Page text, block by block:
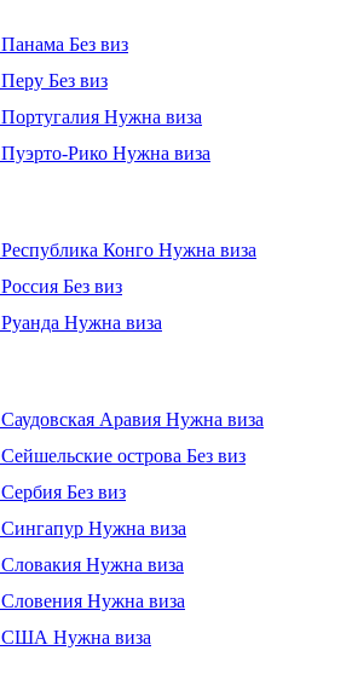
Панама Без виз
Перу Без виз
Португалия Нужна виза
Пуэрто-Рико Нужна виза
Республика Конго Нужна виза
Россия Без виз
Руанда Нужна виза
Саудовская Аравия Нужна виза
Сейшельские острова Без виз
Сербия Без виз
Сингапур Нужна виза
Словакия Нужна виза
Словения Нужна виза
США Нужна виза